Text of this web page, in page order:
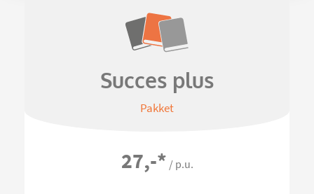
Succes plus
Pakket
27,-* / p.u.